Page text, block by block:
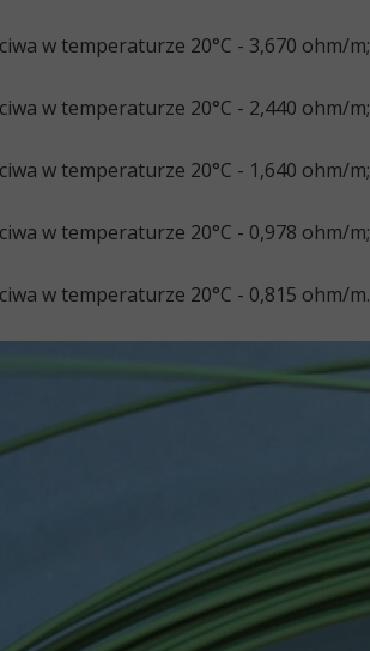
w temperaturze 20°C - 3,670 ohm/m;
w temperaturze 20°C - 2,440 ohm/m;
w temperaturze 20°C - 1,640 ohm/m;
w temperaturze 20°C - 0,978 ohm/m;
w temperaturze 20°C - 0,815 ohm/m.